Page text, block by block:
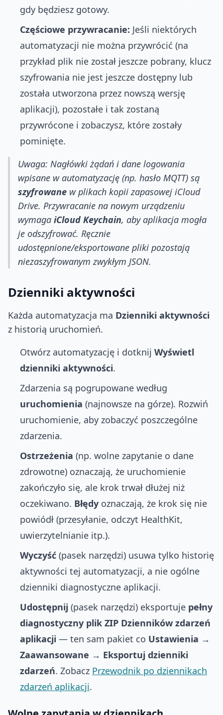
gdy będziesz gotowy.
Częściowe przywracanie: Jeśli niektórych
automatyzacji nie można przywrócić (na
przykład plik nie został jeszcze pobrany, klucz
szyfrowania nie jest jeszcze dostępny lub
została utworzona przez nowszą wersję
aplikacji), pozostałe i tak zostaną
przywrócone i zobaczysz, które zostały
pominięte.
Uwaga: Nagłówki żądań i dane logowania
wpisane w automatyzację (np. hasło MQTT) są
szyfrowane w plikach kopii zapasowej iCloud
Drive. Przywracanie na nowym urządzeniu
wymaga iCloud Keychain, aby aplikacja mogła
je odszyfrować. Ręcznie
udostępnione/eksportowane pliki pozostają
niezaszyfrowanym zwykłym JSON.
Dzienniki aktywności
Każda automatyzacja ma Dzienniki aktywności
z historią uruchomień.
Otwórz automatyzację i dotknij Wyświetl
dzienniki aktywności.
Zdarzenia są pogrupowane według
uruchomienia (najnowsze na górze). Rozwiń
uruchomienie, aby zobaczyć poszczególne
zdarzenia.
Ostrzeżenia (np. wolne zapytanie o dane
zdrowotne) oznaczają, że uruchomienie
zakończyło się, ale krok trwał dłużej niż
oczekiwano. Błędy oznaczają, że krok się nie
powiódł (przesyłanie, odczyt HealthKit,
uwierzytelnianie itp.).
Wyczyść (pasek narzędzi) usuwa tylko historię
aktywności tej automatyzacji, a nie ogólne
dzienniki diagnostyczne aplikacji.
Udostępnij (pasek narzędzi) eksportuje pełny
diagnostyczny plik ZIP Dzienników zdarzeń
aplikacji — ten sam pakiet co Ustawienia →
Zaawansowane → Eksportuj dzienniki
zdarzeń. Zobacz Przewodnik po dziennikach
zdarzeń aplikacji.